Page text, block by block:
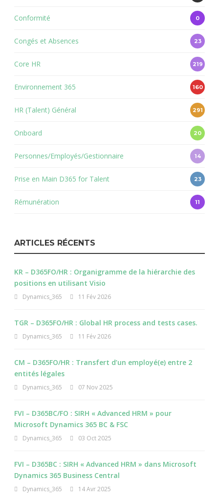
Conformité 0
Congés et Absences 23
Core HR 219
Environnement 365 160
HR (Talent) Général 291
Onboard 20
Personnes/Employés/Gestionnaire 14
Prise en Main D365 for Talent 23
Rémunération 11
ARTICLES RÉCENTS
KR – D365FO/HR : Organigramme de la hiérarchie des
positions en utilisant Visio
Dynamics_365 11 Fév 2026
TGR – D365FO/HR : Global HR process and tests cases.
Dynamics_365 11 Fév 2026
CM – D365FO/HR : Transfert d’un employé(e) entre 2
entités légales
Dynamics_365 07 Nov 2025
FVI – D365BC/FO : SIRH « Advanced HRM » pour
Microsoft Dynamics 365 BC & FSC
Dynamics_365 03 Oct 2025
FVI – D365BC : SIRH « Advanced HRM » dans Microsoft
Dynamics 365 Business Central
Dynamics_365 14 Avr 2025